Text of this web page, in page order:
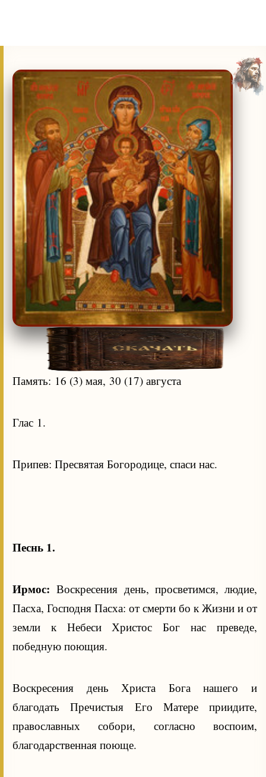
Память: 16 (3) мая, 30 (17) августа
Глас 1.
Припев: Пресвятая Богородице, спаси нас.
Песнь 1.
Ирмос:Воскресения день, просветимся, людие,
Пасха, Господня Пасха: от смерти бо к Жизни и от
земли к Небеси Христос Бог нас преведе,
победную поющия.
Воскресения день Христа Бога нашего и
благодать Пречистыя Его Матере приидите,
православных собори, согласно воспоим,
благодарственная поюще.